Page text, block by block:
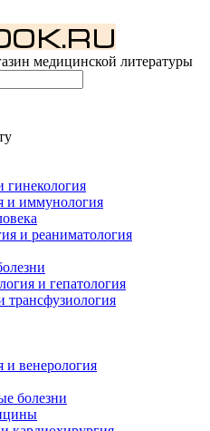
медицинской литературы
гинекология
и иммунология
и реаниматология
и гепатология
трансфузиология
и венерология
болезни